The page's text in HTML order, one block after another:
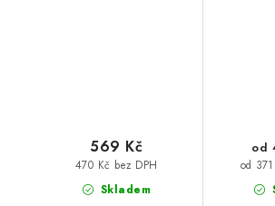
Skladem
470 Kč bez DPH
569 Kč
od
od